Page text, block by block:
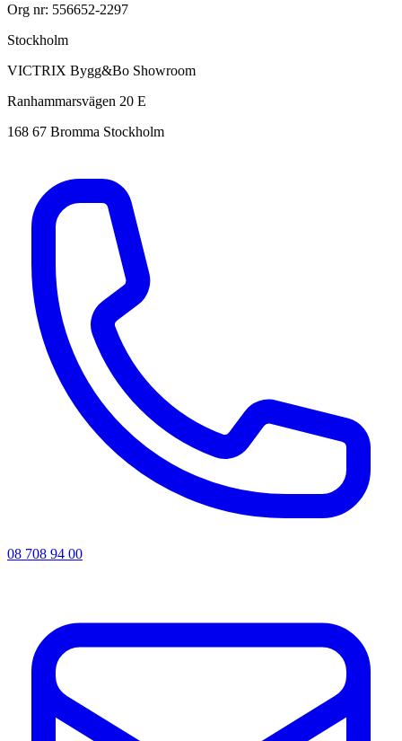
Org nr: 556652-2297
Stockholm
VICTRIX Bygg&Bo Showroom
Ranhammarsvägen 20 E
168 67 Bromma Stockholm
08 708 94 00